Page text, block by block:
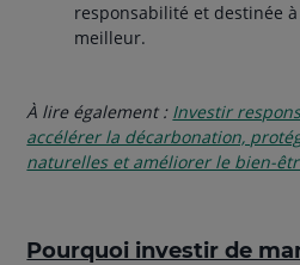
responsabilité et destinée
meilleur.
À lire également : Investir
accélérer la décarbonation,
naturelles et améliorer le bien-
Pourquoi investir de